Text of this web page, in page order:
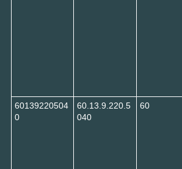
60139220504
0
60.13.9.220.5
040
60